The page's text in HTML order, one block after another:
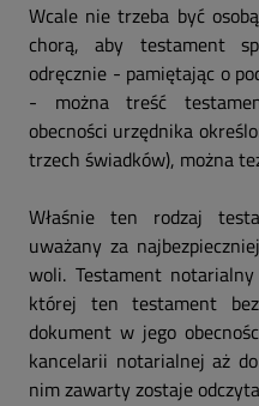
Wcale nie trzeba być
chorą, aby testament
odręcznie - pamiętając o
- można treść
obecności urzędnika
trzech świadków), można
Właśnie ten rodzaj
uważany za
woli. Testament
której ten testament
dokument w jego
kancelarii notarialnej aż
nim zawarty zostaje